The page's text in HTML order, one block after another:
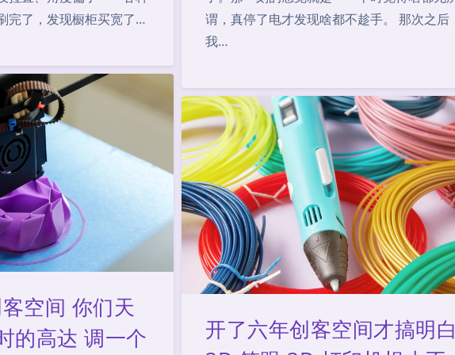
完了，发现橱柜买宽了…
谓，真停了电才发现啥都不趁手。 那次之后
我…
空间 你们天
的高达 调一个
开了六年创客空间才搞明白